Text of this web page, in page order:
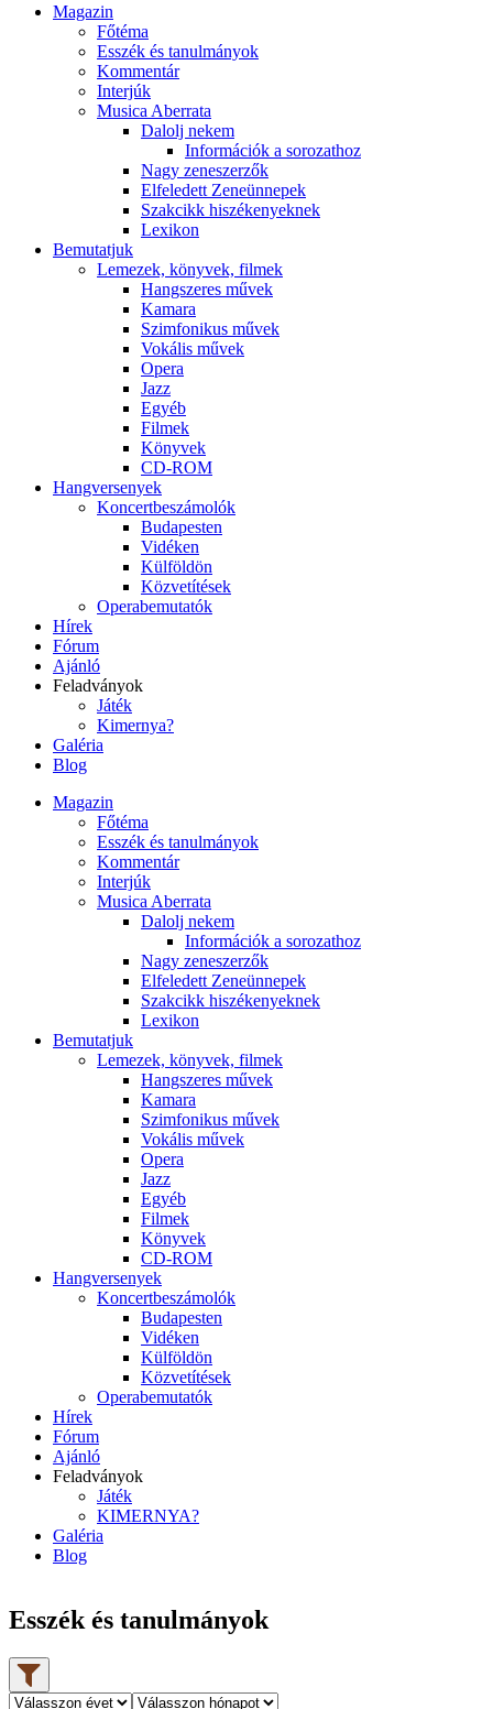
Magazin
Főtéma
Esszék és tanulmányok
Kommentár
Interjúk
Musica Aberrata
Dalolj nekem
Információk a sorozathoz
Nagy zeneszerzők
Elfeledett Zeneünnepek
Szakcikk hiszékenyeknek
Lexikon
Bemutatjuk
Lemezek, könyvek, filmek
Hangszeres művek
Kamara
Szimfonikus művek
Vokális művek
Opera
Jazz
Egyéb
Filmek
Könyvek
CD-ROM
Hangversenyek
Koncertbeszámolók
Budapesten
Vidéken
Külföldön
Közvetítések
Operabemutatók
Hírek
Fórum
Ajánló
Feladványok
Játék
Kimernya?
Galéria
Blog
Magazin
Főtéma
Esszék és tanulmányok
Kommentár
Interjúk
Musica Aberrata
Dalolj nekem
Információk a sorozathoz
Nagy zeneszerzők
Elfeledett Zeneünnepek
Szakcikk hiszékenyeknek
Lexikon
Bemutatjuk
Lemezek, könyvek, filmek
Hangszeres művek
Kamara
Szimfonikus művek
Vokális művek
Opera
Jazz
Egyéb
Filmek
Könyvek
CD-ROM
Hangversenyek
Koncertbeszámolók
Budapesten
Vidéken
Külföldön
Közvetítések
Operabemutatók
Hírek
Fórum
Ajánló
Feladványok
Játék
KIMERNYA?
Galéria
Blog
Esszék és tanulmányok
